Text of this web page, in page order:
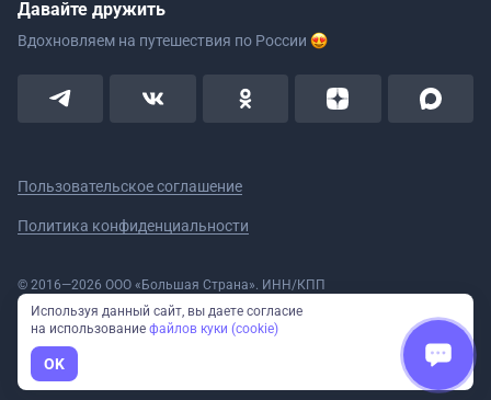
Давайте дружить
Вдохновляем на путешествия по России
Пользовательское соглашение
Политика конфиденциальности
© 2016—2026 ООО «Большая Страна». ИНН/КПП
5908078160/590801001 ОГРН 1185958020533
Номер в реестре Роскомнадзора № 59-18-006319 (Приказ № 321 от
11.10.2018)
Полное или частичное копирование изображений и текстов возможно
только с указанием активной ссылки на сайт Большая Страна.
Используя данный сайт, вы даете согласие
на использование файлов куки (cookie)
OK